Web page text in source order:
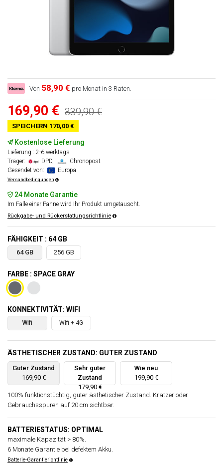
Von 58,90 € pro Monat in 3 Raten.
169,90 € 339,90 €
SPEICHERN 170,00 €
Kostenlose Lieferung
Lieferung : 2-6 werktags
Träger:
DPD,
Chronopost
Gesendet von:
Europa
Versandbedingungen
24 Monate Garantie
Im Falle einer Panne wird Ihr Produkt umgetauscht.
Rückgabe- und Rückerstattungsrichtlinie
FÄHIGKEIT : 64 GB
64 GB 256 GB
FARBE : SPACE GRAY
KONNEKTIVITÄT: WIFI
Wifi Wifi + 4G
ÄSTHETISCHER ZUSTAND: GUTER ZUSTAND
Guter Zustand
169,90 €
Sehr guter
Zustand
179,90 €
Wie neu
199,90 €
100% funktionstüchtig, guter ästhetischer Zustand. Kratzer oder
Gebrauchsspuren auf 20 cm sichtbar.
BATTERIESTATUS: OPTIMAL
maximale Kapazität > 80%.
6 Monate Garantie bei defektem Akku.
Batterie-Garantierichtlinie